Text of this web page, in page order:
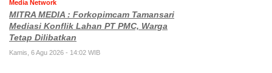
Media Network
MITRA MEDIA : Forkopimcam Tamansari
Mediasi Konflik Lahan PT PMC, Warga
Tetap Dilibatkan
Kamis, 6 Agu 2026 - 14:02 WIB